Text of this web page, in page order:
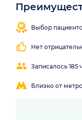
Выбор
Нет
Записалось 185
Близко от
осмотр
объяснения